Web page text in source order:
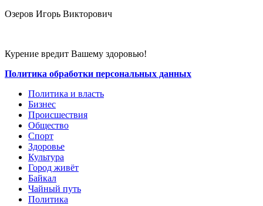
Озеров Игорь Викторович
Курение вредит Вашему здоровью!
Политика обработки персональных данных
Политика и власть
Бизнес
Происшествия
Общество
Cпорт
Здоровье
Культура
Город живёт
Байкал
Чайный путь
Политика